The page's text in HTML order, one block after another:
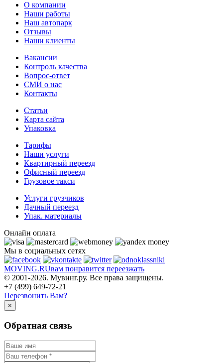
О компании
Наши работы
Наш автопарк
Отзывы
Наши клиенты
Вакансии
Контроль качества
Вопрос-ответ
СМИ о нас
Контакты
Статьи
Карта сайта
Упаковка
Тарифы
Наши услуги
Квартирный переезд
Офисный переезд
Грузовое такси
Услуги грузчиков
Дачный переезд
Упак. материалы
Онлайн оплата
Мы в социальных сетях
MOVING.RUвам понравится переезжать
© 2001-2026. Мувинг.ру. Все права защищены.
+7 (499) 649-72-21
Перезвонить Вам?
×
Обратная связь